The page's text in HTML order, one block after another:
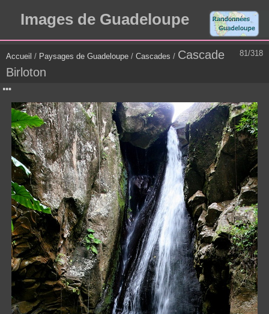
Images de Guadeloupe
81/318
Accueil / Paysages de Guadeloupe / Cascades / Cascade
Birloton